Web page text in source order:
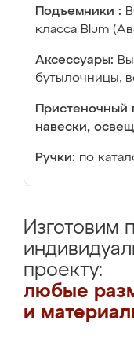
Подъемники :
класса Blum
Аксессуары:
бутылочницы,
Пристеночный
навески,
Ручки: по
Изготовим
проекту:
любые
и